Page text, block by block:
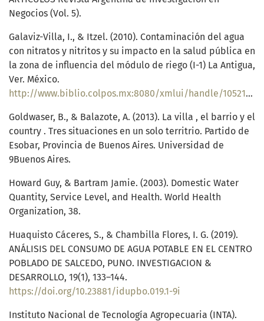
Negocios (Vol. 5).
Galaviz-Villa, I., & Itzel. (2010). Contaminación del agua
con nitratos y nitritos y su impacto en la salud pública en
la zona de influencia del módulo de riego (I-1) La Antigua,
Ver. México.
http://www.biblio.colpos.mx:8080/xmlui/handle/10521/429
Goldwaser, B., & Balazote, A. (2013). La villa , el barrio y el
country . Tres situaciones en un solo territrio. Partido de
Esobar, Provincia de Buenos Aires. Universidad de
9Buenos Aires.
Howard Guy, & Bartram Jamie. (2003). Domestic Water
Quantity, Service Level, and Health. World Health
Organization, 38.
Huaquisto Cáceres, S., & Chambilla Flores, I. G. (2019).
ANÁLISIS DEL CONSUMO DE AGUA POTABLE EN EL CENTRO
POBLADO DE SALCEDO, PUNO. INVESTIGACION &
DESARROLLO, 19(1), 133–144.
https://doi.org/10.23881/idupbo.019.1-9i
Instituto Nacional de Tecnología Agropecuaria (INTA).